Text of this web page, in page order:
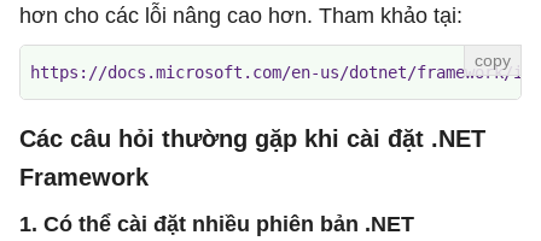
hơn cho các lỗi nâng cao hơn. Tham khảo tại:
https://docs.microsoft.com/en-us/dotnet/
Các câu hỏi thường gặp khi cài đặt .NET
Framework
1. Có thể cài đặt nhiều phiên bản .NET